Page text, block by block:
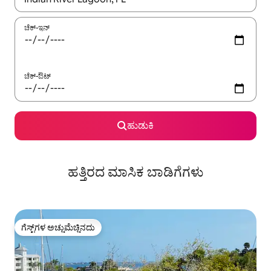
ಚೆಕ್-ಇನ್
ಚೆಕ್-ಔಟ್
ಹುಡುಕಿ
ಹತ್ತಿರದ ಮಾಸಿಕ ಬಾಡಿಗೆಗಳು
ಗೆಸ್ಟ್‌ಗಳ ಅಚ್ಚುಮೆಚ್ಚಿನದು
ಗೆಸ್ಟ್‌ಗಳ ಅಚ್ಚುಮೆಚ್ಚಿನದು